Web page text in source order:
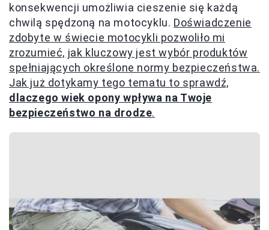
konsekwencji umożliwia cieszenie się każdą
chwilą spędzoną na motocyklu. Doświadczenie
zdobyte w świecie motocykli pozwoliło mi
zrozumieć, jak kluczowy jest wybór produktów
spełniających określone normy bezpieczeństwa.
Jak już dotykamy tego tematu to sprawdź,
dlaczego wiek opony wpływa na Twoje
bezpieczeństwo na drodze.